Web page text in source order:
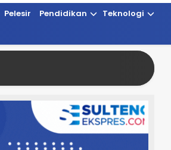
Pelesir Pendidikan Teknologi